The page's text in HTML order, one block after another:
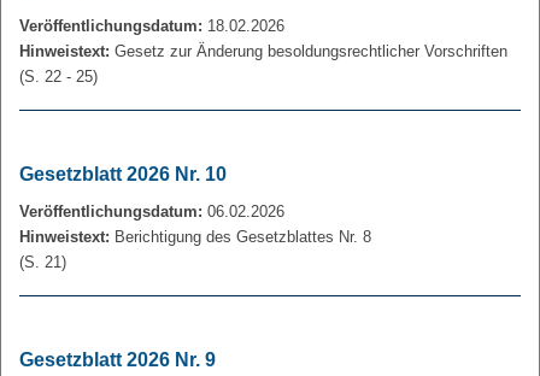
Veröffentlichungsdatum: 18.02.2026
Hinweistext: Gesetz zur Änderung besoldungsrechtlicher Vorschriften
(S. 22 - 25)
Gesetzblatt 2026 Nr. 10
Veröffentlichungsdatum: 06.02.2026
Hinweistext: Berichtigung des Gesetzblattes Nr. 8
(S. 21)
Gesetzblatt 2026 Nr. 9